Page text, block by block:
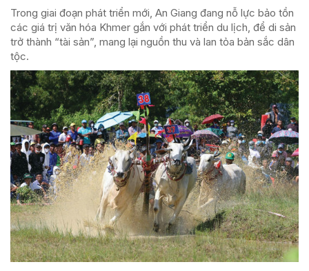
Trong giai đoạn phát triển mới, An Giang đang nỗ lực bảo tồn
các giá trị văn hóa Khmer gắn với phát triển du lịch, để di sản
trở thành “tài sản”, mang lại nguồn thu và lan tỏa bản sắc dân
tộc.